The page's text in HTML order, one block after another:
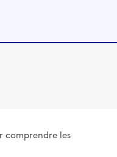
comprendre les